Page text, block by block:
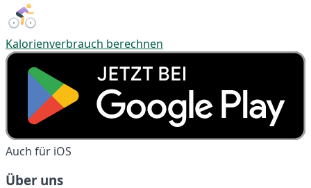
Kalorienverbrauch berechnen
Auch für iOS
Über uns